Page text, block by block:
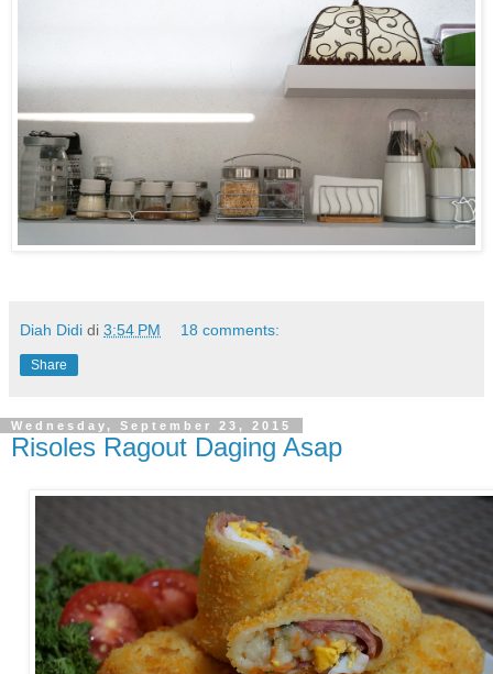
Diah Didi di 3:54 PM 18 comments:
Share
Wednesday, September 23, 2015
Risoles Ragout Daging Asap